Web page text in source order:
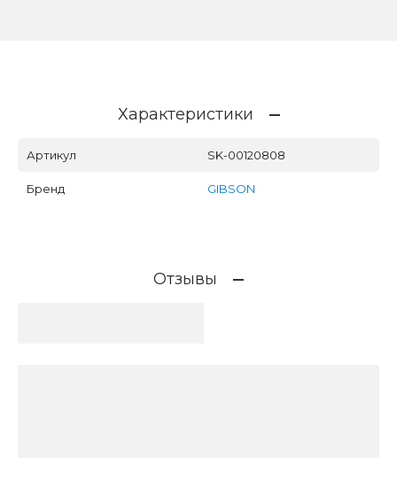
Характеристики
Артикул SK-00120808
Бренд GIBSON
Отзывы